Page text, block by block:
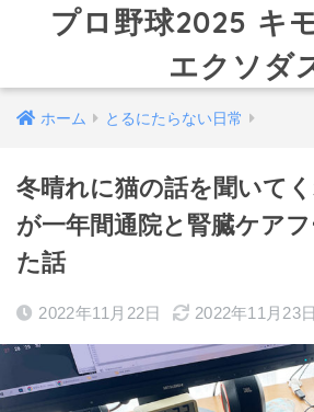
プロ野球2025 キ
エクソダ
ホーム とるにたらない日常
冬晴れに猫の話を聞いて
が一年間通院と腎臓ケア
た話
2022年11月22日 2022年11月23日